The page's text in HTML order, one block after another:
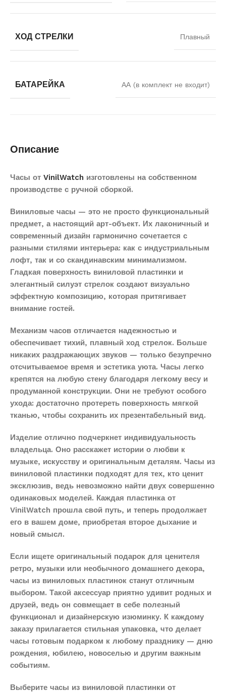
ХОД СТРЕЛКИ Плавный
БАТАРЕЙКА АА (в комплект не входит)
Описание
Часы от VinilWatch изготовлены на собственном
производстве с ручной сборкой.
Виниловые часы — это не просто функциональный
предмет, а настоящий арт-объект. Их лаконичный и
современный дизайн гармонично сочетается с
разными стилями интерьера: как с индустриальным
лофт, так и со скандинавским минимализмом.
Гладкая поверхность виниловой пластинки и
элегантный силуэт стрелок создают визуально
эффектную композицию, которая притягивает
внимание гостей.
Механизм часов отличается надежностью и
обеспечивает тихий, плавный ход стрелок. Больше
никаких раздражающих звуков — только безупречно
отсчитываемое время и эстетика уюта. Часы легко
крепятся на любую стену благодаря легкому весу и
продуманной конструкции. Они не требуют особого
ухода: достаточно протереть поверхность мягкой
тканью, чтобы сохранить их презентабельный вид.
Изделие отлично подчеркнет индивидуальность
владельца. Оно расскажет истории о любви к
музыке, искусству и оригинальным деталям. Часы из
виниловой пластинки подходят для тех, кто ценит
эксклюзив, ведь невозможно найти двух совершенно
одинаковых моделей. Каждая пластинка от
VinilWatch прошла свой путь, и теперь продолжает
его в вашем доме, приобретая второе дыхание и
новый смысл.
Если ищете оригинальный подарок для ценителя
ретро, музыки или необычного домашнего декора,
часы из виниловых пластинок станут отличным
выбором. Такой аксессуар приятно удивит родных и
друзей, ведь он совмещает в себе полезный
функционал и дизайнерскую изюминку. К каждому
заказу прилагается стильная упаковка, что делает
часы готовым подарком к любому празднику — дню
рождения, юбилею, новоселью и другим важным
событиям.
Выберите часы из виниловой пластинки от